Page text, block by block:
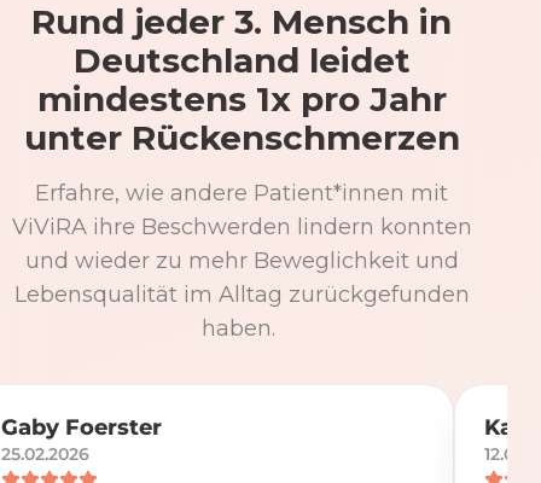
Rund jeder 3. Mensch in
Deutschland leidet
mindestens 1x pro Jahr
unter Rückenschmerzen
Erfahre, wie andere Patient*innen mit
ViViRA ihre Beschwerden lindern konnten
und wieder zu mehr Beweglichkeit und
Lebensqualität im Alltag zurückgefunden
haben.
Gaby Foerster
25.02.2026